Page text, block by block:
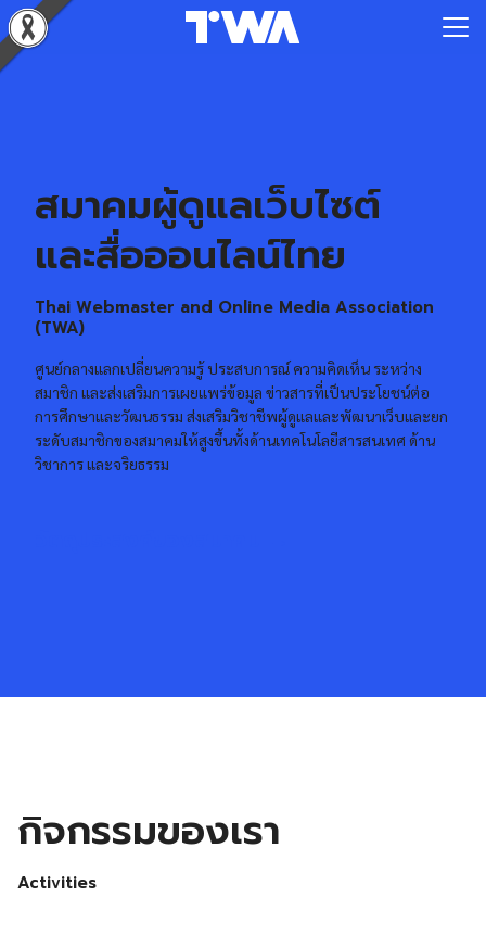
Skip
to
content
Search
สมาคมผู้ดูแลเว็บไซต์
และสื่อออนไลน์ไทย
Thai Webmaster and Online Media Association
(TWA)
ศูนย์กลางแลกเปลี่ยนความรู้ ประสบการณ์ ความคิดเห็น ระหว่าง
สมาชิก และส่งเสริมการเผยแพร่ข้อมูล ข่าวสารที่เป็นประโยชน์ต่อ
การศึกษาและวัฒนธรรม ส่งเสริมวิชาชีพผู้ดูแลและพัฒนาเว็บและยก
ระดับสมาชิกของสมาคมให้สูงขึ้นทั้งด้านเทคโนโลยีสารสนเทศ ด้าน
วิชาการ และจริยธรรม
กิจกรรมของเรา
Activities